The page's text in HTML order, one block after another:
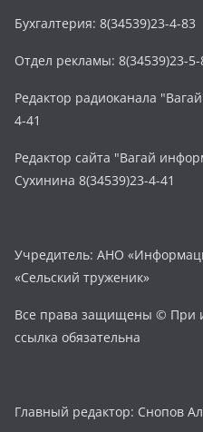
Бухгалтерия: 8(34539)23-4-83
Отдел рекламы: 8(34539)23-5-
Редактор радиоканала
4-41
Редактор сайта "Вагай
Сухинина 8(34539)23-4-41
Учредитель: АНО
«Сельский труженик»
Все права защищены © При
ссылка обязательна
Главный редактор: Снопов